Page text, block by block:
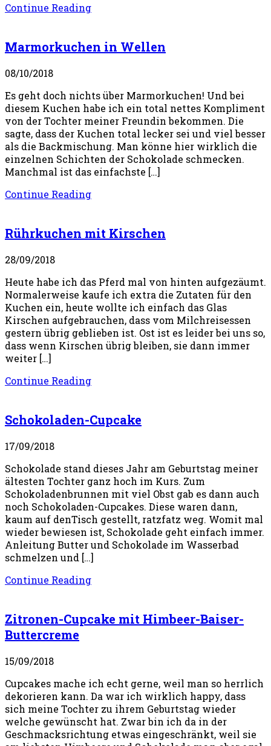
Continue Reading
Marmorkuchen in Wellen
08/10/2018
Es geht doch nichts über Marmorkuchen! Und bei
diesem Kuchen habe ich ein total nettes Kompliment
von der Tochter meiner Freundin bekommen. Die
sagte, dass der Kuchen total lecker sei und viel besser
als die Backmischung. Man könne hier wirklich die
einzelnen Schichten der Schokolade schmecken.
Manchmal ist das einfachste […]
Continue Reading
Rührkuchen mit Kirschen
28/09/2018
Heute habe ich das Pferd mal von hinten aufgezäumt.
Normalerweise kaufe ich extra die Zutaten für den
Kuchen ein, heute wollte ich einfach das Glas
Kirschen aufgebrauchen, dass vom Milchreisessen
gestern übrig geblieben ist. Ost ist es leider bei uns so,
dass wenn Kirschen übrig bleiben, sie dann immer
weiter […]
Continue Reading
Schokoladen-Cupcake
17/09/2018
Schokolade stand dieses Jahr am Geburtstag meiner
ältesten Tochter ganz hoch im Kurs. Zum
Schokoladenbrunnen mit viel Obst gab es dann auch
noch Schokoladen-Cupcakes. Diese waren dann,
kaum auf denTisch gestellt, ratzfatz weg. Womit mal
wieder bewiesen ist, Schokolade geht einfach immer.
Anleitung Butter und Schokolade im Wasserbad
schmelzen und […]
Continue Reading
Zitronen-Cupcake mit Himbeer-Baiser-
Buttercreme
15/09/2018
Cupcakes mache ich echt gerne, weil man so herrlich
dekorieren kann. Da war ich wirklich happy, dass
sich meine Tochter zu ihrem Geburtstag wieder
welche gewünscht hat. Zwar bin ich da in der
Geschmacksrichtung etwas eingeschränkt, weil sie